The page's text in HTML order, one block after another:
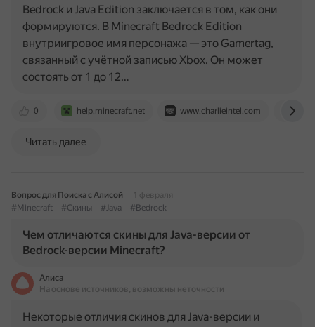
0 help.minecraft.net www.charlieintel.com
Bedrock и Java Edition заключается в том, как они
формируются. В Minecraft Bedrock Edition
внутриигровое имя персонажа — это Gamertag,
связанный с учётной записью Xbox. Он может
состоять от 1 до 12…
Читать далее
Вопрос для Поиска с Алисой
1 февраля
#Minecraft
#Скины #Java #Bedrock
Чем отличаются скины для Java-версии от
Bedrock-версии Minecraft?
Алиса
На основе источников, возможны неточности
Некоторые отличия скинов для Java-версии и